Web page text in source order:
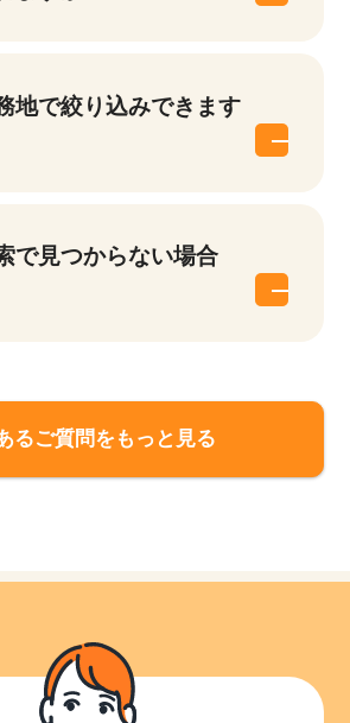
地で絞り込みできます
で見つからない場合
るご質問をもっと見る